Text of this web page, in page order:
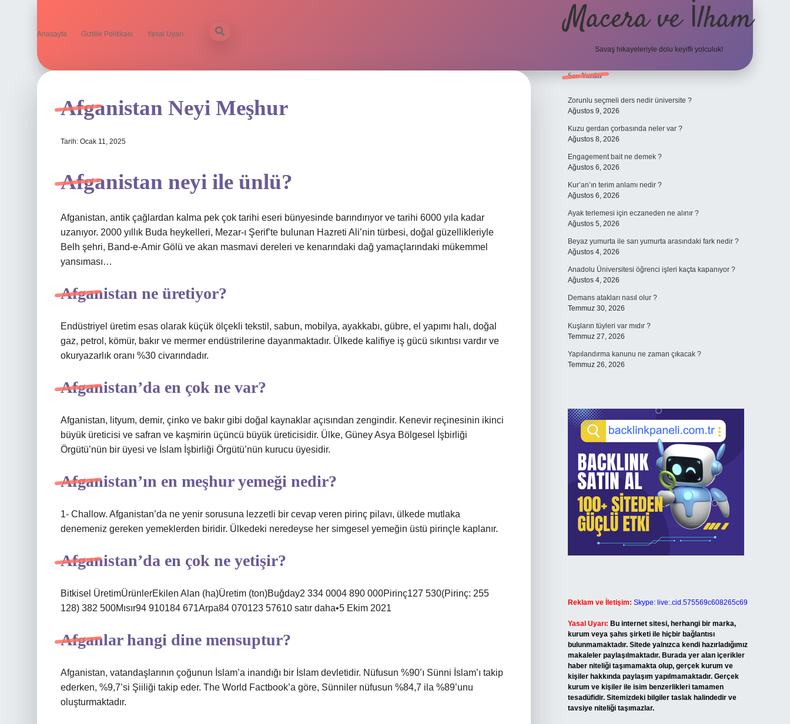
Anasayfa Gizlilik Politikası Yasal Uyarı Macera ve İlham
Savaş hikayeleriyle dolu keyifli yolculuk!
Afganistan Neyi Meşhur
Tarih: Ocak 11, 2025
Afganistan neyi ile ünlü?
Afganistan, antik çağlardan kalma pek çok tarihi eseri bünyesinde barındırıyor ve tarihi 6000 yıla kadar
uzanıyor. 2000 yıllık Buda heykelleri, Mezar-ı Şerif’te bulunan Hazreti Ali’nin türbesi, doğal güzellikleriyle
Belh şehri, Band-e-Amir Gölü ve akan masmavi dereleri ve kenarındaki dağ yamaçlarındaki mükemmel
yansıması…
Afganistan ne üretiyor?
Endüstriyel üretim esas olarak küçük ölçekli tekstil, sabun, mobilya, ayakkabı, gübre, el yapımı halı, doğal
gaz, petrol, kömür, bakır ve mermer endüstrilerine dayanmaktadır. Ülkede kalifiye iş gücü sıkıntısı vardır ve
okuryazarlık oranı %30 civarındadır.
Afganistan’da en çok ne var?
Afganistan, lityum, demir, çinko ve bakır gibi doğal kaynaklar açısından zengindir. Kenevir reçinesinin ikinci
büyük üreticisi ve safran ve kaşmirin üçüncü büyük üreticisidir. Ülke, Güney Asya Bölgesel İşbirliği
Örgütü’nün bir üyesi ve İslam İşbirliği Örgütü’nün kurucu üyesidir.
Afganistan’ın en meşhur yemeği nedir?
1- Challow. Afganistan’da ne yenir sorusuna lezzetli bir cevap veren pirinç pilavı, ülkede mutlaka
denemeniz gereken yemeklerden biridir. Ülkedeki neredeyse her simgesel yemeğin üstü pirinçle kaplanır.
Afganistan’da en çok ne yetişir?
Bitkisel ÜretimÜrünlerEkilen Alan (ha)Üretim (ton)Buğday2 334 0004 890 000Pirinç127 530(Pirinç: 255
128) 382 500Mısır94 910184 671Arpa84 070123 57610 satır daha•5 Ekim 2021
Afganlar hangi dine mensuptur?
Afganistan, vatandaşlarının çoğunun İslam’a inandığı bir İslam devletidir. Nüfusun %90’ı Sünni İslam’ı takip
ederken, %9,7’si Şiiliği takip eder. The World Factbook’a göre, Sünniler nüfusun %84,7 ila %89’unu
oluşturmaktadır.
Sidebar
Son Yazılar
Zorunlu seçmeli ders nedir üniversite ?
Ağustos 9, 2026
Kuzu gerdan çorbasında neler var ?
Ağustos 8, 2026
Engagement bait ne demek ?
Ağustos 6, 2026
Kur’an’ın terim anlamı nedir ?
Ağustos 6, 2026
Ayak terlemesi için eczaneden ne alınır ?
Ağustos 5, 2026
Beyaz yumurta ile sarı yumurta arasındaki fark nedir ?
Ağustos 4, 2026
Anadolu Üniversitesi öğrenci işleri kaçta kapanıyor ?
Ağustos 4, 2026
Demans atakları nasıl olur ?
Temmuz 30, 2026
Kuşların tüyleri var mıdır ?
Temmuz 27, 2026
Yapılandırma kanunu ne zaman çıkacak ?
Temmuz 26, 2026
Reklam ve İletişim: Skype: live:.cid.575569c608265c69
Yasal Uyarı: Bu internet sitesi, herhangi bir marka,
kurum veya şahıs şirketi ile hiçbir bağlantısı
bulunmamaktadır. Sitede yalnızca kendi hazırladığımız
makaleler paylaşılmaktadır. Burada yer alan içerikler
haber niteliği taşımamakta olup, gerçek kurum ve
kişiler hakkında paylaşım yapılmamaktadır. Gerçek
kurum ve kişiler ile isim benzerlikleri tamamen
tesadüfidir. Sitemizdeki bilgiler taslak halindedir ve
tavsiye niteliği taşımazlar.